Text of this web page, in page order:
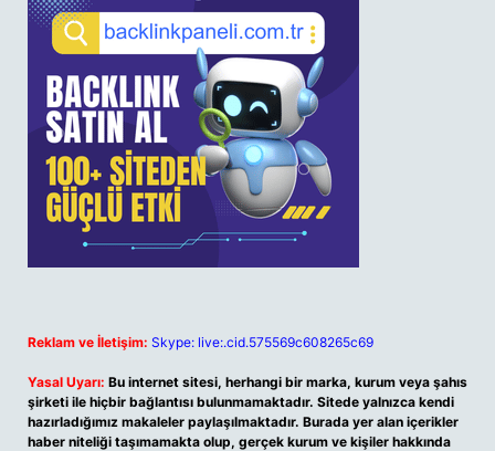
Reklam ve İletişim: Skype: live:.cid.575569c608265c69
Yasal Uyarı: Bu internet sitesi, herhangi bir marka, kurum veya şahıs
şirketi ile hiçbir bağlantısı bulunmamaktadır. Sitede yalnızca kendi
hazırladığımız makaleler paylaşılmaktadır. Burada yer alan içerikler
haber niteliği taşımamakta olup, gerçek kurum ve kişiler hakkında